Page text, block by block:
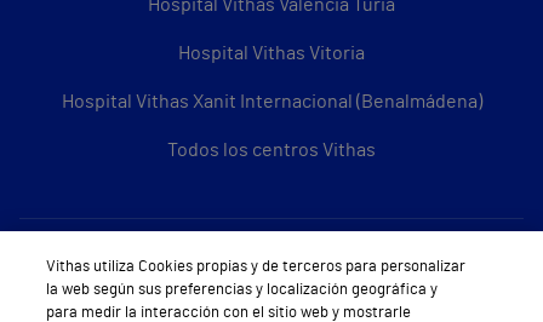
Hospital Vithas Valencia Turia
Hospital Vithas Vitoria
Hospital Vithas Xanit Internacional (Benalmádena)
Todos los centros Vithas
Sobre Vithas
Quiénes somos
Vithas utiliza Cookies propias y de terceros para personalizar
la web según sus preferencias y localización geográfica y
para medir la interacción con el sitio web y mostrarle